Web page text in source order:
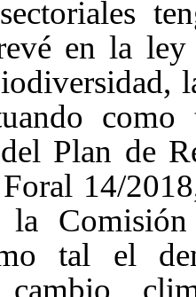
en la
Plan de
14/
tal el